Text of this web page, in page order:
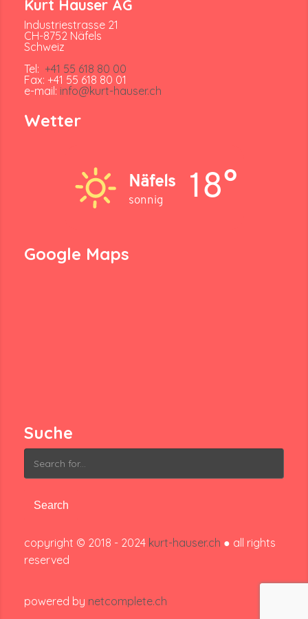
Kurt Hauser AG
Industriestrasse 21
CH-8752 Näfels
Schweiz
Tel: +41 55 618 80 00
Fax: +41 55 618 80 01
e-mail: info@kurt-hauser.ch
Wetter
Näfels
sonnig 18°
Google Maps
Suche
Search
for:
copyright © 2018 - 2024 kurt-hauser.ch ● all rights
reserved
powered by netcomplete.ch